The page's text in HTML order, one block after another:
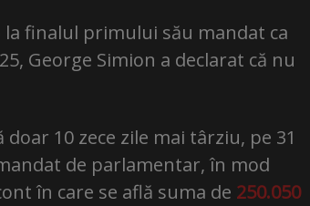
la finalul primului său mandat ca
George Simion a declarat că nu
doar 10 zece zile mai târziu, pe 31
de parlamentar, în mod
în care se află suma de 250.050